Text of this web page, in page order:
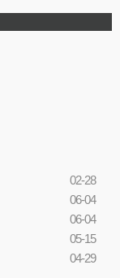
02-28
06-04
06-04
05-15
04-29